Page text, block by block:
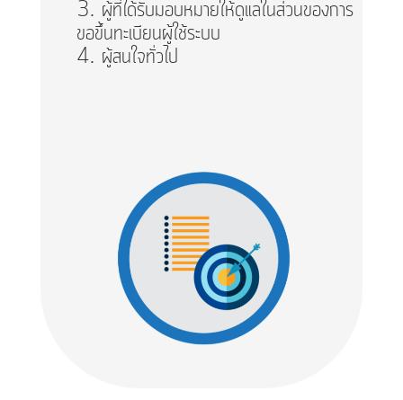
ผู้ที่ได้รับมอบหมายให้ดูแลในส่วนของการ
ขอขึ้นทะเบียนผู้ใช้ระบบ
ผู้สนใจทั่วไป